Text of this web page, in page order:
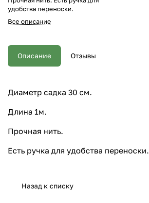
удобства переноски.
Все описание
Описание Отзывы
Диаметр садка 30 см.
Длина 1м.
Прочная нить.
Есть ручка для удобства переноски.
Назад к списку